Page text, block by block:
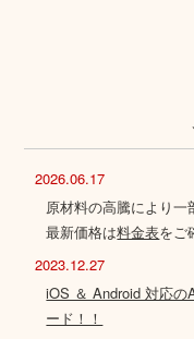
2026.06.17
原材料の高騰により一
最新価格は料金表をご
2023.12.27
iOS ＆ Android 対応の
ード！！